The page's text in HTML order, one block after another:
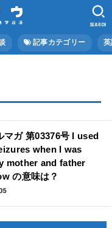
記事カテゴリー
SEARCH
マガ 第03376号 I used
when I was
mother and father
の意味は？